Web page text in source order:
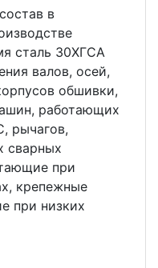
в
сталь 30ХГСА
валов, осей,
обшивки,
работающих
рычагов,
сварных
при
крепежные
при низких